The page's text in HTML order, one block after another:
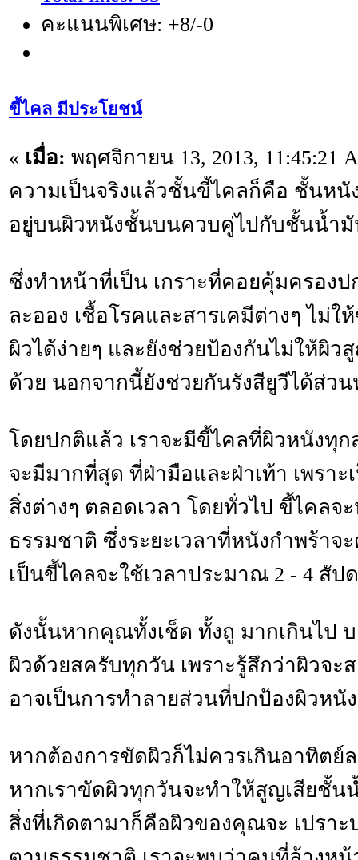
คะแนนพิเศษ: +8/-0
ขี้ไคล มีประโยชน์
« เมื่อ: พฤศจิกายน 13, 2013, 11:45:21
ความเป็นจริงแล้วชั้นขี้ไคลก็คือ ชั้นหนั
อยู่บนผิวหนังชั้นบนควบคู่ไปกับชั้นน้ำมั
ซึ่งทำหน้าที่เป็น เกราะที่คอยคุ้มครอง
ละออง เชื้อโรคและสารเคมีต่างๆ ไม่ใ
ผิวได้ง่ายๆ และยังช่วยป้องกันไม่ให้ผิ
ด้วย นอกจากนี้ยังช่วยกันรังสียูวีได้ส่ว
โดยปกติแล้ว เราจะมีขี้ไคลที่ผิวหนังทุ
จะมีมากที่สุด ที่ฝ่ามือและฝ่าเท้า เพรา
สิ่งต่างๆ ตลอดเวลา โดยทั่วไป ขี้ไคลจ
ธรรมชาติ ซึ่งระยะเวลาที่หนังกำพร้าจ
เป็นขี้ไคลจะใช้เวลาประมาณ 2 - 4 สัป
ดังนั้นหากคุณทั้งเช็ด ทั้งถู มากเกินไป
ผิวด้วยสครับทุกวัน เพราะรู้สึกว่าผิวจ
อาจเป็นการทำลายส่วนที่ปกป้องผิวหนั
หากต้องการขัดผิวก็ไม่ควรเกินอาทิตย์
หากเราขัดผิวทุกวันจะทำให้สูญเสียชั้
สิ่งที่เกิดตามาก็คือผิวของคุณจะ เปรา